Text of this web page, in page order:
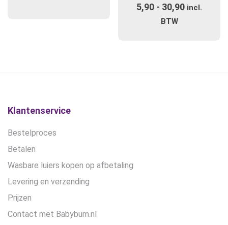
variaties.
Deze
5,90 - 30,90 incl.
BTW
Klantenservice
Bestelproces
Betalen
Wasbare luiers kopen op afbetaling
Levering en verzending
Prijzen
Contact met Babybum.nl